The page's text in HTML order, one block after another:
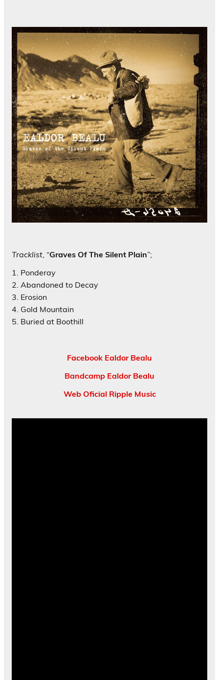
Tracklist, “Graves Of The Silent Plain”;
1. Ponderay
2. Abandoned to Decay
3. Erosion
4. Gold Mountain
5. Buried at Boothill
Facebook Ealdor Bealu
Bandcamp Ealdor Bealu
Web Oficial Ripple Music